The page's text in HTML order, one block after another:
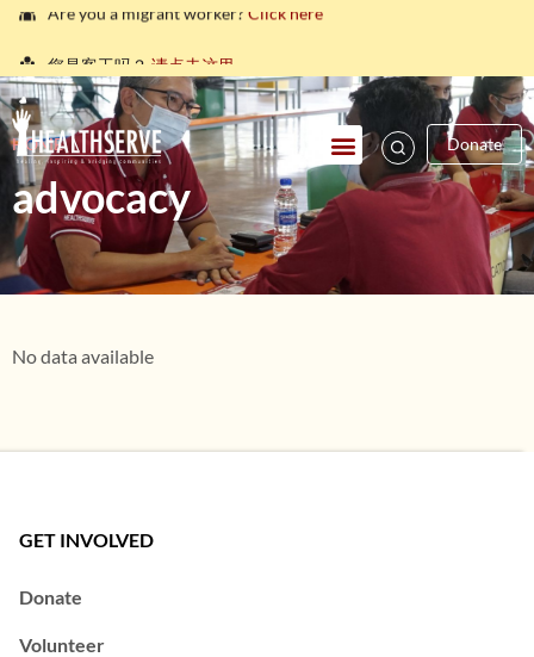
நீங்கள் புலம்பெயர்ந்த தொழிலாளியா? இங்கே அழுத்தவும்
আপনি কি একজন অভিবাসী শ্রমিক?এখানে ক্লিক করুন।
သင်သည်တစ်စုံတစ်ဦးနှင့်စကားပြောလိုသော ရွှေ့ပြောင်း
အလုပ်သမားတစ်ဦးလား။ ဤနေရာကိုကလစ်နှိပ်ပါ။
คุณ คือ แรงงานต่างชาติ ใช่หรือไม่
Donate
HOME \
advocacy
No data available
GET INVOLVED
Donate
Volunteer